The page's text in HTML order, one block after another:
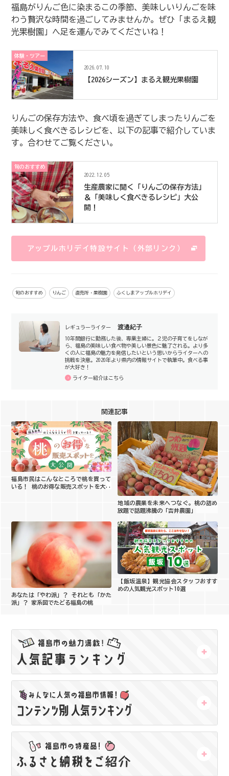
福島がりんご色に染まるこの季節、美味しいりんごを味
わう贅沢な時間を過ごしてみませんか。ぜひ「まるえ観
光果樹園」へ足を運んでみてくださいね！
体験・ツアー
2026.07.10
【2026シーズン】まるえ観光果樹園
りんごの保存方法や、食べ頃を過ぎてしまったりんごを
美味しく食べきるレシピを、以下の記事で紹介していま
す。合わせてご覧ください。
旬のおすすめ
2022.12.05
生産農家に聞く「りんごの保存方法」
＆「美味しく食べきるレシピ」大公
開！
アップルホリデイ特設サイト（外部リンク）
旬のおすすめ りんご 直売所・果樹園 ふくしまアップルホリデイ
レギュラーライター 渡邉紀子
10年間銀行に勤務した後、専業主婦に。２児の子育てをしなが
ら、福島の美味しい食べ物や美しい景色に魅了される。より多
くの人に福島の魅力を発信したいという思いからライターへの
挑戦を決意。2020年より県内の情報サイトで執筆中。食べる事
が大好き！
ライター紹介はこちら
関連記事
福島市民はこんなところで桃を買って
いる！ 桃のお得な販売スポットを大公
地域の農業を未来へつなぐ。桃の詰め
放題で話題沸騰の「吉井農園」
あなたは「やわ派」？ それとも「かた
派」？ 家系図でたどる福島の桃
【飯坂温泉】観光協会スタッフおすす
めの人気観光スポット10選